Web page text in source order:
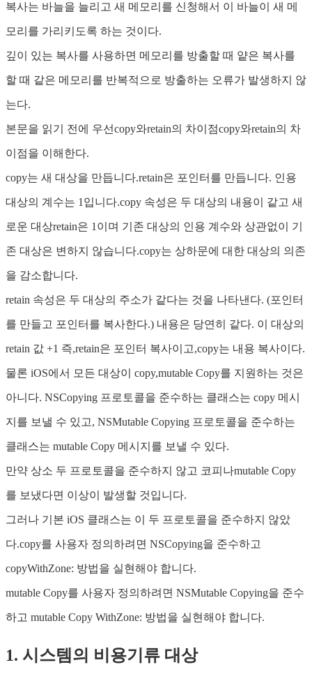
복사는 바늘을 늘리고 새 메모리를 신청해서 이 바늘이 새 메
모리를 가리키도록 하는 것이다.
깊이 있는 복사를 사용하면 메모리를 방출할 때 얕은 복사를
할 때 같은 메모리를 반복적으로 방출하는 오류가 발생하지 않
는다.
본문을 읽기 전에 우선copy와retain의 차이점copy와retain의 차
이점을 이해한다.
copy는 새 대상을 만듭니다.retain은 포인터를 만듭니다. 인용
대상의 계수는 1입니다.copy 속성은 두 대상의 내용이 같고 새
로운 대상retain은 1이며 기존 대상의 인용 계수와 상관없이 기
존 대상은 변하지 않습니다.copy는 상하문에 대한 대상의 의존
을 감소합니다.
retain 속성은 두 대상의 주소가 같다는 것을 나타낸다. (포인터
를 만들고 포인터를 복사한다.) 내용은 당연히 같다. 이 대상의
retain 값 +1 즉,retain은 포인터 복사이고,copy는 내용 복사이다.
물론 iOS에서 모든 대상이 copy,mutable Copy를 지원하는 것은
아니다. NSCopying 프로토콜을 준수하는 클래스는 copy 메시
지를 보낼 수 있고, NSMutable Copying 프로토콜을 준수하는
클래스는 mutable Copy 메시지를 보낼 수 있다.
만약 상소 두 프로토콜을 준수하지 않고 코피나mutable Copy
를 보냈다면 이상이 발생할 것입니다.
그러나 기본 iOS 클래스는 이 두 프로토콜을 준수하지 않았
다.copy를 사용자 정의하려면 NSCopying을 준수하고
copyWithZone: 방법을 실현해야 합니다.
mutable Copy를 사용자 정의하려면 NSMutable Copying을 준수
하고 mutable Copy WithZone: 방법을 실현해야 합니다.
1. 시스템의 비용기류 대상